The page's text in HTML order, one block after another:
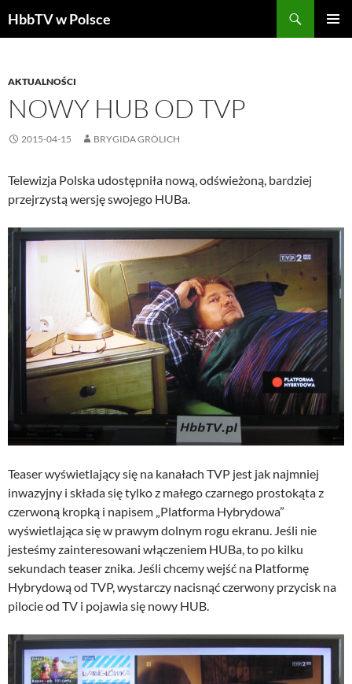
HbbTV w Polsce
AKTUALNOŚCI
NOWY HUB OD TVP
2015-04-15 BRYGIDA GRÖLICH
Telewizja Polska udostępniła nową, odświeżoną, bardziej
przejrzystą wersję swojego HUBa.
Teaser wyświetlający się na kanałach TVP jest jak najmniej
inwazyjny i składa się tylko z małego czarnego prostokąta z
czerwoną kropką i napisem „Platforma Hybrydowa”
wyświetlająca się w prawym dolnym rogu ekranu. Jeśli nie
jesteśmy zainteresowani włączeniem HUBa, to po kilku
sekundach teaser znika. Jeśli chcemy wejść na Platformę
Hybrydową od TVP, wystarczy nacisnąć czerwony przycisk na
pilocie od TV i pojawia się nowy HUB.